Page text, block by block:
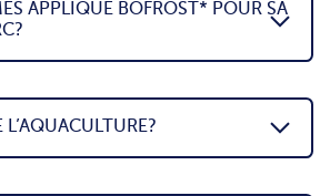
APPLIQUE BOFROST* POUR SA